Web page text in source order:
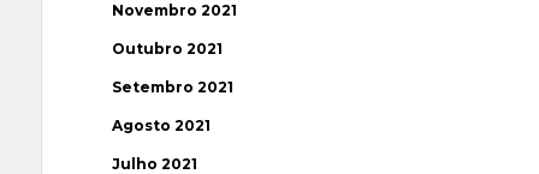
Novembro 2021
Outubro 2021
Setembro 2021
Agosto 2021
Julho 2021